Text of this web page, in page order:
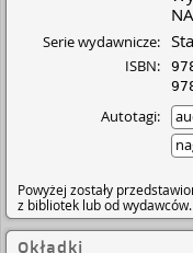
Serie wydawnicze:
ISBN:
Autotagi:
Powyżej zostały
z bibliotek lub od
Okładki